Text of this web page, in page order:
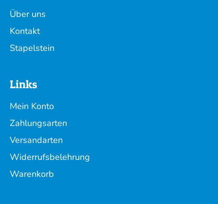
Über uns
Kontakt
Stapelstein
Links
Mein Konto
Zahlungsarten
Versandarten
Widerrufsbelehrung
Warenkorb